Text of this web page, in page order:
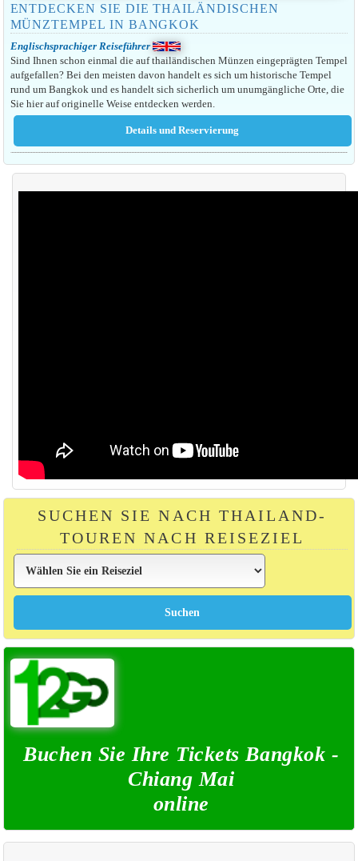
ENTDECKEN SIE DIE THAILÄNDISCHEN
MÜNZTEMPEL IN BANGKOK
Englischsprachiger Reiseführer
Sind Ihnen schon einmal die auf thailändischen Münzen eingeprägten Tempel
aufgefallen? Bei den meisten davon handelt es sich um historische Tempel
rund um Bangkok und es handelt sich sicherlich um unumgängliche Orte, die
Sie hier auf originelle Weise entdecken werden.
SUCHEN SIE NACH THAILAND-
TOUREN NACH REISEZIEL
Buchen Sie Ihre Tickets Bangkok -
Chiang Mai
online